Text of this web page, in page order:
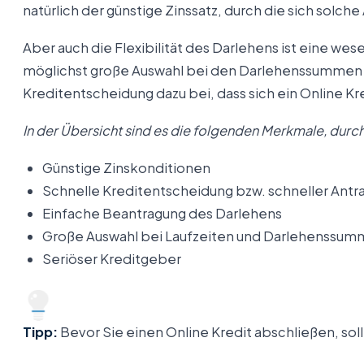
natürlich der günstige Zinssatz, durch die sich
Aber auch die Flexibilität des Darlehens ist eine
möglichst große Auswahl bei den
Kreditentscheidung dazu bei, dass sich ein Online
In der Übersicht sind es die folgenden Merkmale,
Günstige Zinskonditionen
Schnelle Kreditentscheidung bzw. schneller
Einfache Beantragung des Darlehens
Große Auswahl bei Laufzeiten und
Seriöser Kreditgeber
Tipp: Bevor Sie einen Online Kredit abschließen,